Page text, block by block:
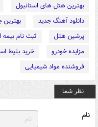
بهترین هتل های استانبول
دانلود آهنگ جدید
بهترین
پرشین هتل
ثبت نام بیمه
مزایده خودرو
خرید بلیط
فروشنده مواد شیمیایی
نظر شما
نام